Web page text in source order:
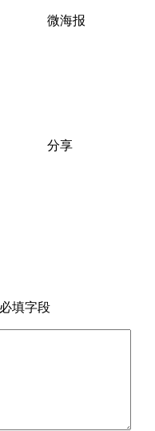
微海报
分享
填字段